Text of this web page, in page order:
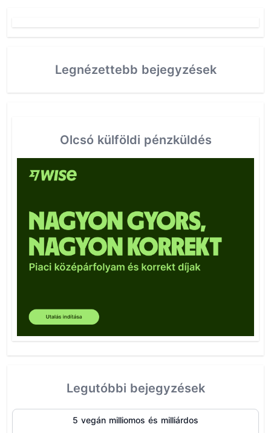
Legnézettebb bejegyzések
Olcsó külföldi pénzküldés
Legutóbbi bejegyzések
5 vegán milliomos és milliárdos